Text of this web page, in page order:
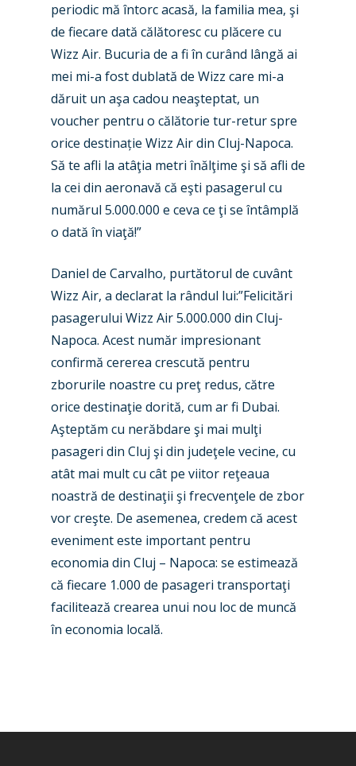
periodic mă întorc acasă, la familia mea, şi
de fiecare dată călătoresc cu plăcere cu
Wizz Air. Bucuria de a fi în curând lângă ai
mei mi-a fost dublată de Wizz care mi-a
dăruit un aşa cadou neaşteptat, un
voucher pentru o călătorie tur-retur spre
orice destinație Wizz Air din Cluj-Napoca.
Să te afli la atâţia metri înălţime şi să afli de
la cei din aeronavă că eşti pasagerul cu
numărul 5.000.000 e ceva ce ţi se întâmplă
o dată în viaţă!”
Daniel de Carvalho, purtătorul de cuvânt
Wizz Air, a declarat la rândul lui:”Felicitări
pasagerului Wizz Air 5.000.000 din Cluj-
Napoca. Acest număr impresionant
confirmă cererea crescută pentru
zborurile noastre cu preţ redus, către
orice destinaţie dorită, cum ar fi Dubai.
Aşteptăm cu nerăbdare şi mai mulţi
pasageri din Cluj şi din judeţele vecine, cu
atât mai mult cu cât pe viitor reţeaua
noastră de destinaţii şi frecvenţele de zbor
vor creşte. De asemenea, credem că acest
eveniment este important pentru
economia din Cluj – Napoca: se estimează
că fiecare 1.000 de pasageri transportaţi
facilitează crearea unui nou loc de muncă
în economia locală.
New Routes
Industry
Accidents / Incidents
Airshows
Dubai 2025
Paris 2025
Paris 2023
Farnborough 2022
Dubai 2019
Paris 2019
Business Jets
Military
Marketplace
Jobs
Contact